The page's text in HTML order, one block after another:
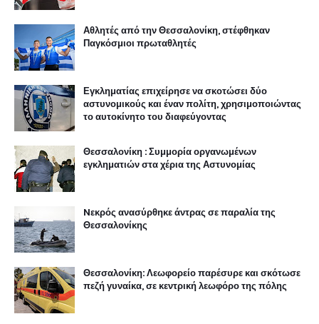
Αθλητές από την Θεσσαλονίκη, στέφθηκαν
Παγκόσμιοι πρωταθλητές
Εγκληματίας επιχείρησε να σκοτώσει δύο
αστυνομικούς και έναν πολίτη, χρησιμοποιώντας
το αυτοκίνητο του διαφεύγοντας
Θεσσαλονίκη : Συμμορία οργανωμένων
εγκληματιών στα χέρια της Αστυνομίας
Nεκρός ανασύρθηκε άντρας σε παραλία της
Θεσσαλονίκης
Θεσσαλονίκη: Λεωφορείο παρέσυρε και σκότωσε
πεζή γυναίκα, σε κεντρική λεωφόρο της πόλης